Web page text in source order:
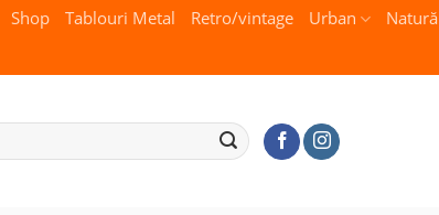
Shop Tablouri Metal Retro/vintage Urban Natură